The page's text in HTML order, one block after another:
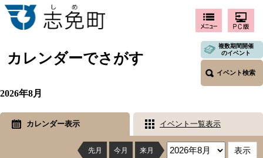
カレンダーでさがす
複数期間開催
のイベント
イベント検索
2026年8月
カレンダー表示 イベント一覧表示
先月 今月 来月